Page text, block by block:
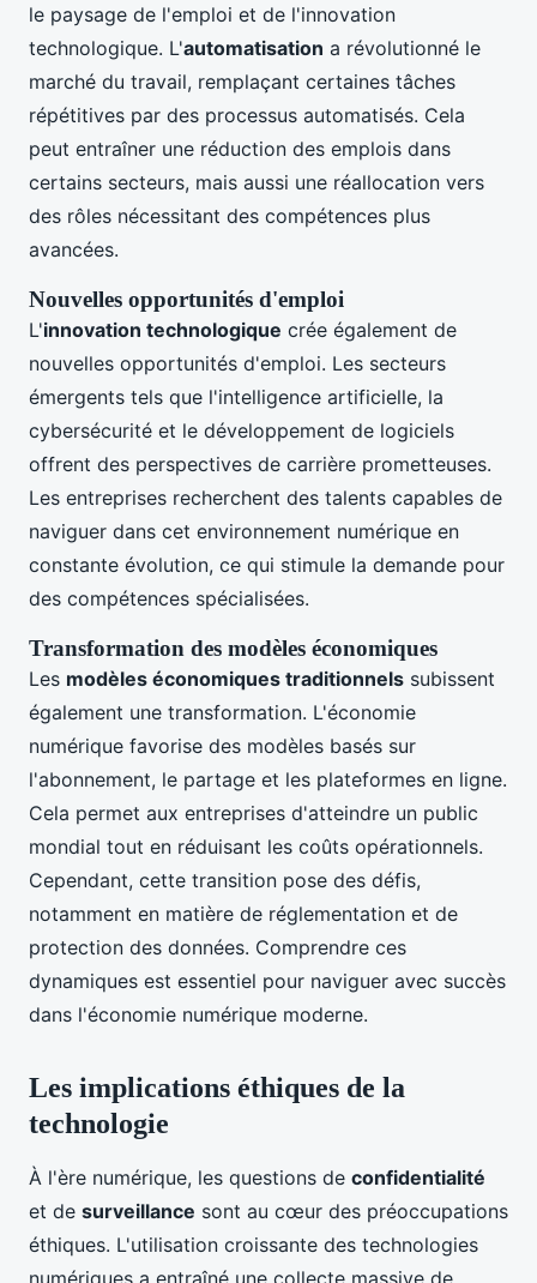
le paysage de l'emploi et de l'innovation
technologique. L'automatisation a révolutionné le
marché du travail, remplaçant certaines tâches
répétitives par des processus automatisés. Cela
peut entraîner une réduction des emplois dans
certains secteurs, mais aussi une réallocation vers
des rôles nécessitant des compétences plus
avancées.
Nouvelles opportunités d'emploi
L'innovation technologique crée également de
nouvelles opportunités d'emploi. Les secteurs
émergents tels que l'intelligence artificielle, la
cybersécurité et le développement de logiciels
offrent des perspectives de carrière prometteuses.
Les entreprises recherchent des talents capables de
naviguer dans cet environnement numérique en
constante évolution, ce qui stimule la demande pour
des compétences spécialisées.
Transformation des modèles économiques
Les modèles économiques traditionnels subissent
également une transformation. L'économie
numérique favorise des modèles basés sur
l'abonnement, le partage et les plateformes en ligne.
Cela permet aux entreprises d'atteindre un public
mondial tout en réduisant les coûts opérationnels.
Cependant, cette transition pose des défis,
notamment en matière de réglementation et de
protection des données. Comprendre ces
dynamiques est essentiel pour naviguer avec succès
dans l'économie numérique moderne.
Les implications éthiques de la
technologie
À l'ère numérique, les questions de confidentialité
et de surveillance sont au cœur des préoccupations
éthiques. L'utilisation croissante des technologies
numériques a entraîné une collecte massive de